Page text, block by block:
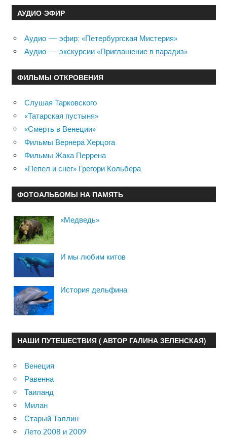
АУДИО-ЭФИР
Аудио — эфир: «Петербургская Мистерия»
Аудио — экскурсии «Приглашение в парадиз»
ФИЛЬМЫ ОТКРОВЕНИЯ
Слушая Тарковского
«Татарская пустыня»
«Смерть в Венеции»
Фильмы Вернера Херцога
Фильмы Жака Перрена
«Пепел и снег» Грегори Кольбера
ФОТОАЛЬБОМЫ НА ПАМЯТЬ
«Медведь»
И мы любим китов
История дельфина
НАШИ ПУТЕШЕСТВИЯ ( АВТОР ГАЛИНА ЗЕЛЕНСКАЯ)
Венеция
Равенна
Таиланд
Милан
Старый Таллин
Лето 2008 и 2009